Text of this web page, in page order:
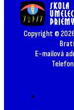
Copyright ©
E-mailová